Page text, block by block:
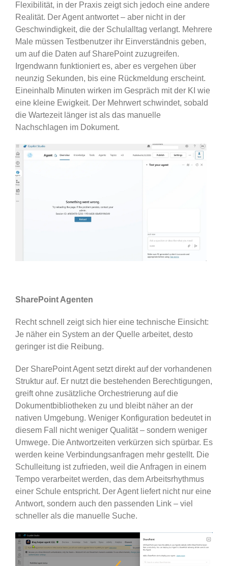
Flexibilität, in der Praxis zeigt sich jedoch eine andere
Realität. Der Agent antwortet – aber nicht in der
Geschwindigkeit, die der Schulalltag verlangt. Mehrere
Male müssen Testbenutzer ihr Einverständnis geben,
um auf die Daten auf SharePoint zuzugreifen.
Irgendwann funktioniert es, aber es vergehen über
neunzig Sekunden, bis eine Rückmeldung erscheint.
Eineinhalb Minuten wirken im Gespräch mit der KI wie
eine kleine Ewigkeit. Der Mehrwert schwindet, sobald
die Wartezeit länger ist als das manuelle
Nachschlagen im Dokument.
SharePoint Agenten
Recht schnell zeigt sich hier eine technische Einsicht:
Je näher ein System an der Quelle arbeitet, desto
geringer ist die Reibung.
Der SharePoint Agent setzt direkt auf der vorhandenen
Struktur auf. Er nutzt die bestehenden Berechtigungen,
greift ohne zusätzliche Orchestrierung auf die
Dokumentbibliotheken zu und bleibt näher an der
nativen Umgebung. Weniger Konfiguration bedeutet in
diesem Fall nicht weniger Qualität – sondern weniger
Umwege. Die Antwortzeiten verkürzen sich spürbar. Es
werden keine Verbindungsanfragen mehr gestellt. Die
Schulleitung ist zufrieden, weil die Anfragen in einem
Tempo verarbeitet werden, das dem Arbeitsrhythmus
einer Schule entspricht. Der Agent liefert nicht nur eine
Antwort, sondern auch den passenden Link – viel
schneller als die manuelle Suche.